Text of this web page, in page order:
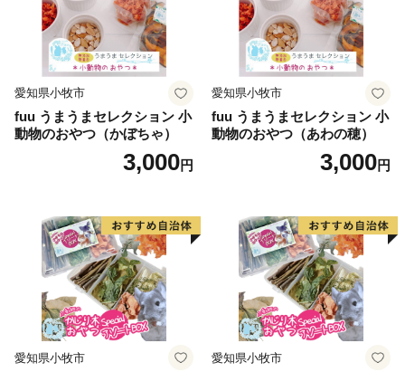
愛知県小牧市
fuu うまうまセレクション 小
動物のおやつ（かぼちゃ）
3,000円
愛知県小牧市
fuu うまうまセレクション 小
動物のおやつ（あわの穂）
3,000円
愛知県小牧市 愛知県小牧市